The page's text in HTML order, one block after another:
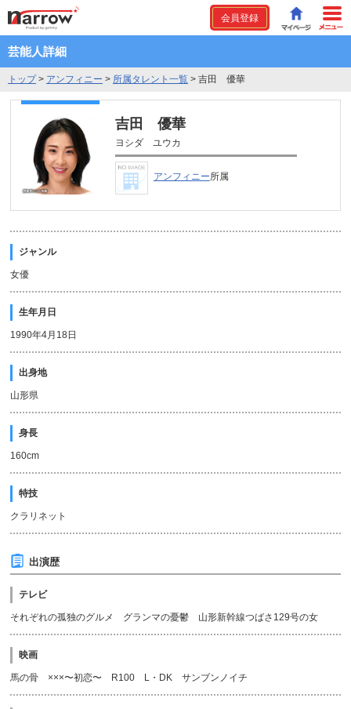
会員登録
芸能人詳細
トップ> アンフィニー > 所属タレント一覧 > 吉田 優華
吉田 優華
ヨシダ ユウカ
アンフィニー所属
ジャンル
女優
生年月日
1990年4月18日
出身地
山形県
身長
160cm
特技
クラリネット
出演歴
テレビ
それぞれの孤独のグルメ グランマの憂鬱 山形新幹線つばさ129号の女
映画
馬の骨 ×××〜初恋〜 R100 L・DK サンブンノイチ